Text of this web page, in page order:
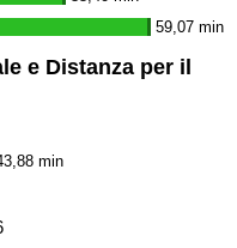
59,07 min
e Distanza per il
min